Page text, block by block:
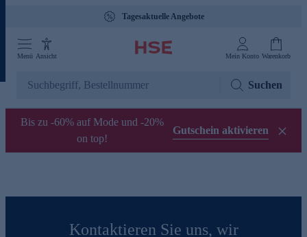
Tagesaktuelle Angebote
Menü Ansicht Mein Konto Warenkorb
Suchen
Bis zu -60% auf Mode und -20%
on top!
Gutschein aktivieren
Kontaktieren Sie uns, wir